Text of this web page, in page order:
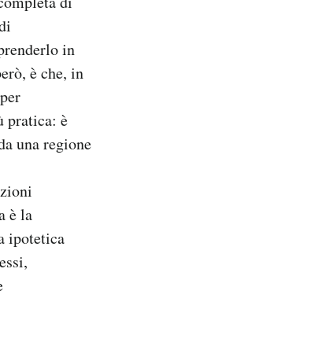
in
è che, in
pratica: è
una regione
è la
ipotetica